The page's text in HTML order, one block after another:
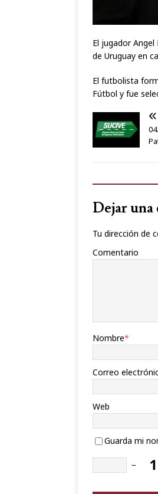
El jugador
de Uruguay en
El futbolista
Fútbol y fue
Dejar
Tu dirección de
Comentario
Nombre*
Correo
Web
Guarda mi
−